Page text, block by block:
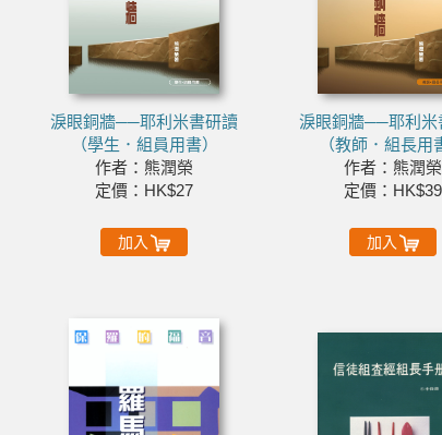
淚眼銅牆──耶利米書研讀
（學生．組員用書）
作者：熊潤榮
定價：HK$27
加入
淚眼銅牆──耶利米
（教師．組長用
作者：熊潤榮
定價：HK$39
加入